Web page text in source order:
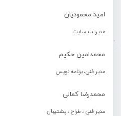
امید محمودیان
مدیریت سایت
محمدامین حکیم
مدیر فنی، برنامه نویس
محمدرضا کمالی
مدیر فنی ، طراح ، پشتیبان